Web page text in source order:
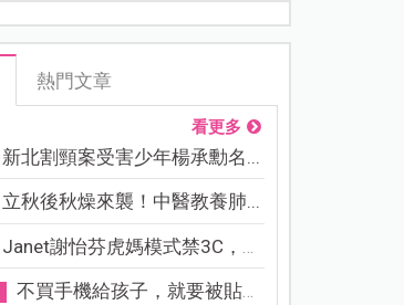
熱門文章
看更多
新北割頸案受害少年楊承勳名...
立秋後秋燥來襲！中醫教養肺...
Janet謝怡芬虎媽模式禁3C，看...
不買手機給孩子，就要被貼「...